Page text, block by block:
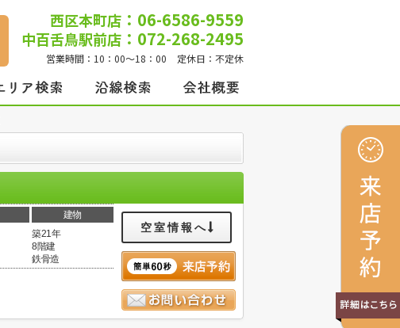
西区本町店 ：06-6586-9559
中百舌鳥駅前店 ：072-268-2495
営業時間： 10：00～18：00 定休日： 不定休
建物
築21年
8階建
鉄骨造
空室情報へ